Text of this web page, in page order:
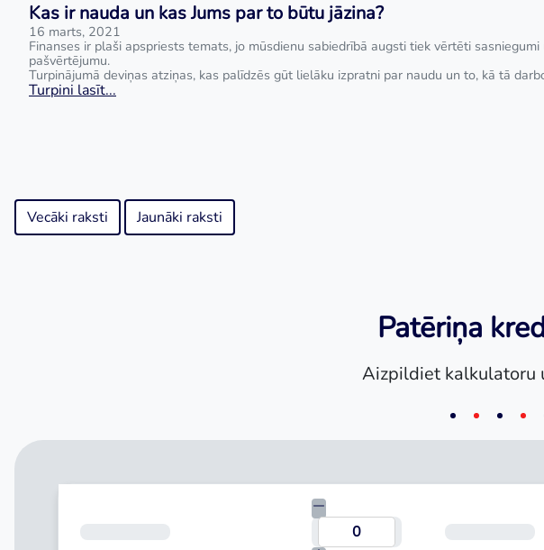
Kas ir nauda un kas Jums par to būtu jāzina?
16 marts, 2021
Finanses ir plaši apspriests temats, jo mūsdienu sabiedrībā augsti tiek vērtēti
pašvērtējumu.
Turpinājumā deviņas atziņas, kas palīdzēs gūt lielāku izpratni par naudu un to, kā tā
Turpini lasīt...
Vecāki raksti Jaunāki raksti
Patēriņa
Aizpildiet kalkulatoru